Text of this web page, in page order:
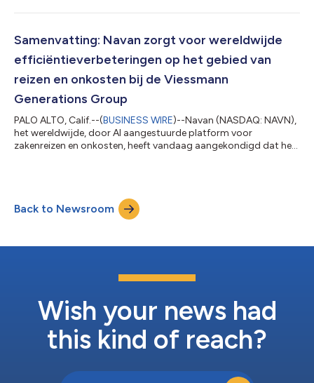
leidingsystemen voor stadsverwarming en -koeling. Navan wil
consolideren. In aansluiting op het succes van Navans
samenwerking met de bredere Viessmann Generations Group,
heeft ISOPLU...
Samenvatting: Navan zorgt voor wereldwijde
efficiëntieverbeteringen op het gebied van
reizen en onkosten bij de Viessmann
Generations Group
PALO ALTO, Calif.--(BUSINESS WIRE)--Navan (NASDAQ: NAVN),
het wereldwijde, door AI aangestuurde platform voor
zakenreizen en onkosten, heeft vandaag aangekondigd dat het
om samen leefomgevingen te creëren voor toekomstige
generaties. Sinds de implementatie van Navan in 2023 heeft de
Viessmann Generations Group de transparantie verg...
Back to Newsroom
Wish your news had
this kind of reach?